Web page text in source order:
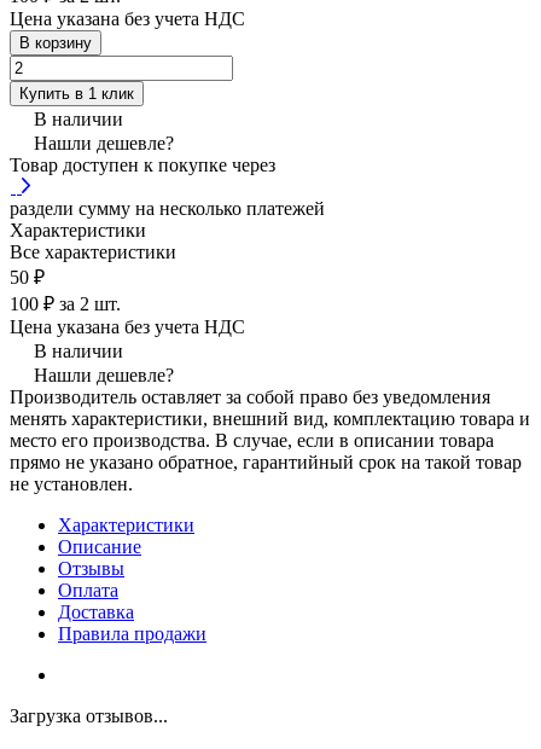
Цена указана без учета НДС
В корзину
Купить в 1 клик
В наличии
Нашли дешевле?
Товар доступен к покупке через
раздели сумму на несколько платежей
Характеристики
Все характеристики
50 ₽
100 ₽ за 2 шт.
Цена указана без учета НДС
В наличии
Нашли дешевле?
Производитель оставляет за собой право без уведомления
менять характеристики, внешний вид, комплектацию товара и
место его производства. В случае, если в описании товара
прямо не указано обратное, гарантийный срок на такой товар
не установлен.
Характеристики
Описание
Отзывы
Оплата
Доставка
Правила продажи
Загрузка отзывов...